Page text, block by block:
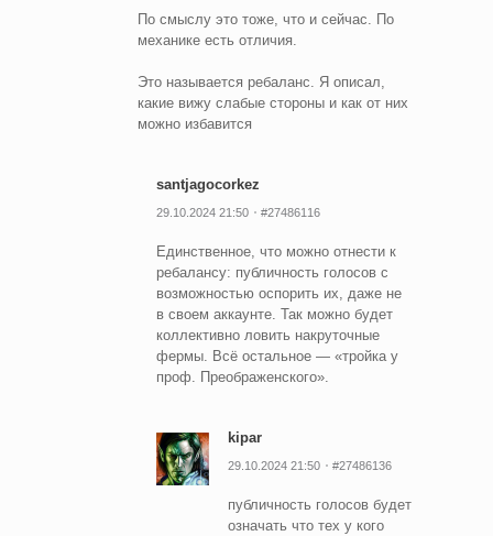
По смыслу это тоже, что и сейчас. По
механике есть отличия.
Это называется ребаланс. Я описал,
какие вижу слабые стороны и как от них
можно избавится
santjagocorkez
29.10.2024 21:50 #27486116
Единственное, что можно отнести к
ребалансу: публичность голосов с
возможностью оспорить их, даже не
в своем аккаунте. Так можно будет
коллективно ловить накруточные
фермы. Всё остальное — «тройка у
проф. Преображенского».
kipar
29.10.2024 21:50 #27486136
публичность голосов будет
означать что тех у кого